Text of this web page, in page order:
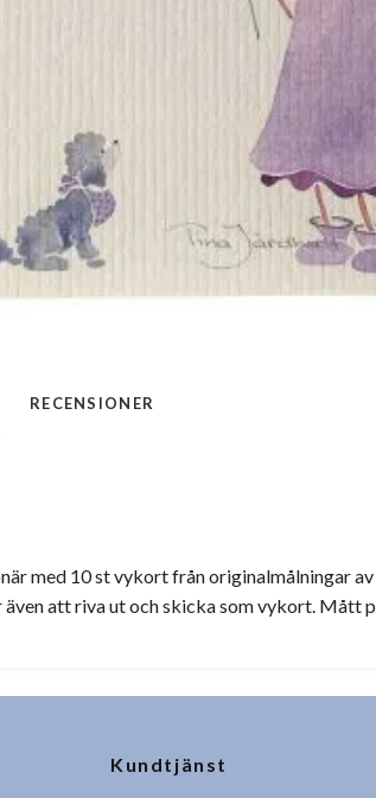
RECENSIONER
med 10 st vykort från originalmålningar
att riva ut och skicka som vykort. Mått
Kundtjänst